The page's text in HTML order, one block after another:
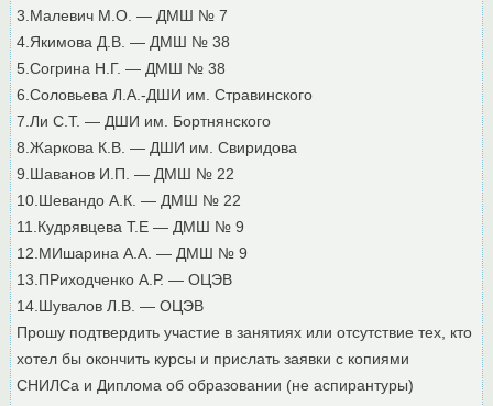
3.Малевич М.О. — ДМШ № 7
4.Якимова Д.В. — ДМШ № 38
5.Согрина Н.Г. — ДМШ № 38
6.Соловьева Л.А.-ДШИ им. Стравинского
7.Ли С.Т. — ДШИ им. Бортнянского
8.Жаркова К.В. — ДШИ им. Свиридова
9.Шаванов И.П. — ДМШ № 22
10.Шевандо А.К. — ДМШ № 22
11.Кудрявцева Т.Е — ДМШ № 9
12.МИшарина А.А. — ДМШ № 9
13.ПРиходченко А.Р. — ОЦЭВ
14.Шувалов Л.В. — ОЦЭВ
Прошу подтвердить участие в занятиях или отсутствие тех, кто
хотел бы окончить курсы и прислать заявки с копиями
СНИЛСа и Диплома об образовании (не аспирантуры)